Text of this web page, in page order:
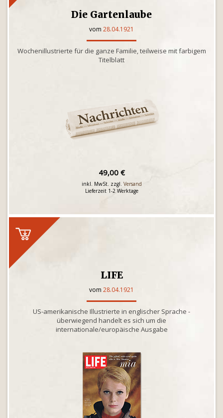
Die Gartenlaube
vom 28.04.1921
Wochenillustrierte für die ganze Familie, teilweise mit farbigem
Titelblatt
49,00 €
inkl. MwSt. zzgl. Versand
Lieferzeit 1-2 Werktage
LIFE
vom 28.04.1921
US-amerikanische Illustrierte in englischer Sprache -
überwiegend handelt es sich um die
internationale/europäische Ausgabe